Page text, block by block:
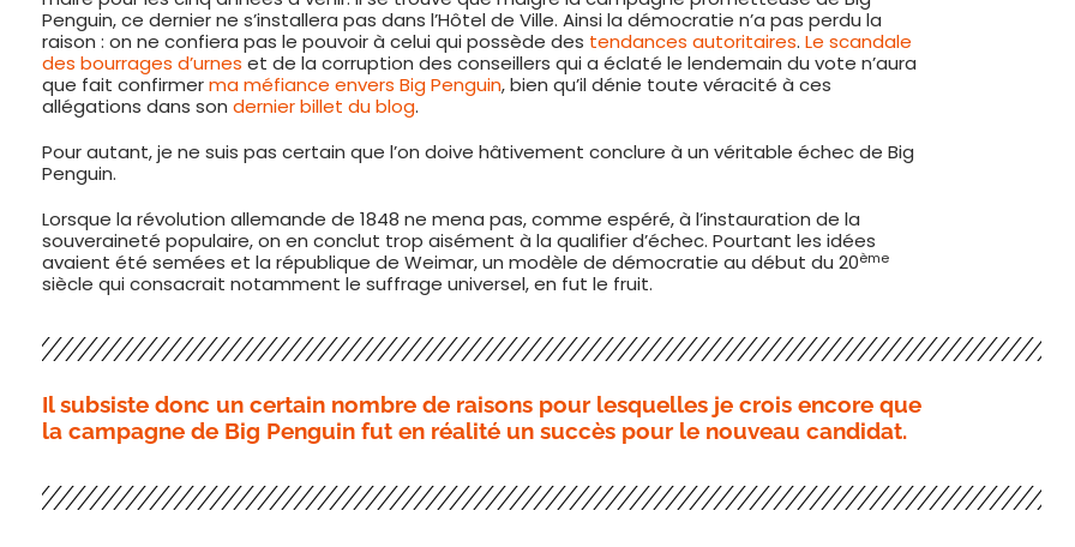
Penguin, ce dernier ne s’installera pas dans l’Hôtel de Ville. Ainsi la démocratie n’a pas perdu la
raison : on ne confiera pas le pouvoir à celui qui possède des tendances autoritaires. Le scandale
des bourrages d’urnes et de la corruption des conseillers qui a éclaté le lendemain du vote n’aura
que fait confirmerma méfiance envers Big Penguin, bien qu’il dénie toute véracité à ces
allégations dans son dernier billet du blog.
Pour autant, je ne suis pas certain que l’on doive hâtivement conclure à un véritable échec de Big
Penguin.
Lorsque la révolution allemande de 1848 ne mena pas, comme espéré, à l’instauration de la
souveraineté populaire, on en conclut trop aisément à la qualifier d’échec. Pourtant les idées
avaient été semées et la république de Weimar, un modèle de démocratie au début du 20ème
siècle qui consacrait notamment le suffrage universel, en fut le fruit.
Il subsiste donc un certain nombre de raisons pour lesquelles je crois encore que
la campagne de Big Penguin fut en réalité un succès pour le nouveau candidat.